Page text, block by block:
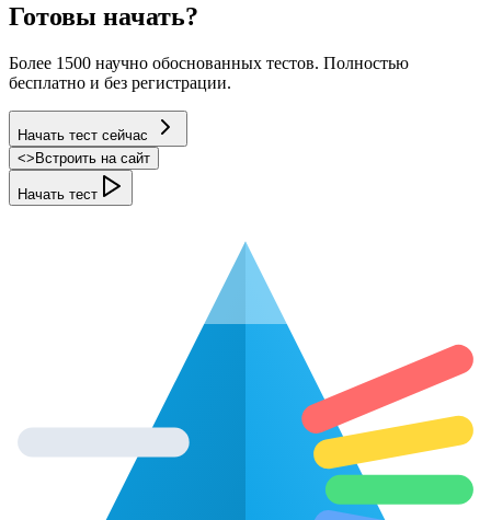
Готовы начать?
Более 1500 научно обоснованных тестов. Полностью
бесплатно и без регистрации.
Начать тест сейчас
<> Встроить на сайт
Начать тест